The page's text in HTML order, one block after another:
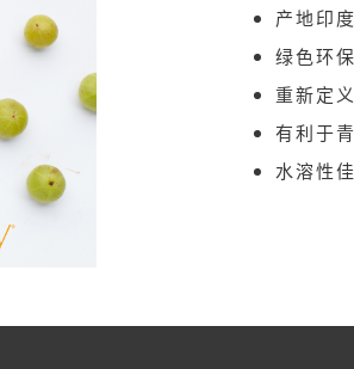
产地印
绿色环
重新定
有利于
水溶性